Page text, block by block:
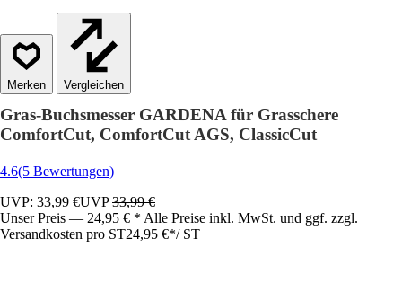
Vergleichen
Gras-Buchsmesser GARDENA für Grasschere
ComfortCut, ComfortCut AGS, ClassicCut
4.6(5 Bewertungen)
UVP: 33,99 €UVP33,99 €
Unser Preis — 24,95 € * Alle Preise inkl. MwSt. und ggf. zzgl.
Versandkosten pro ST24,95 €*/ ST